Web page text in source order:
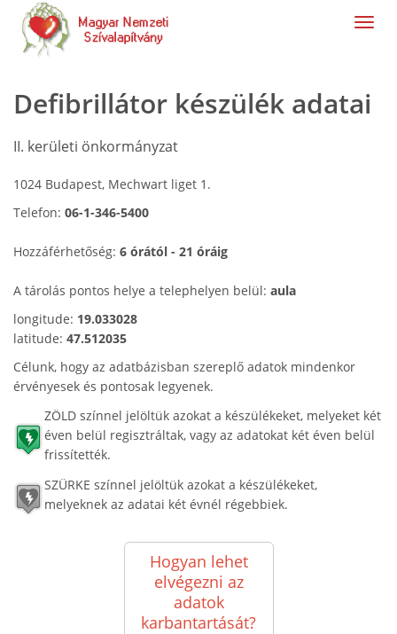
Defibrillátor készülék adatai
II. kerületi önkormányzat
1024 Budapest, Mechwart liget 1.
Telefon: 06-1-346-5400
Hozzáférhetőség: 6 órától - 21 óráig
A tárolás pontos helye a telephelyen belül: aula
longitude: 19.033028
latitude: 47.512035
Célunk, hogy az adatbázisban szereplő adatok mindenkor
érvényesek és pontosak legyenek.
ZÖLD színnel jelöltük azokat a készülékeket, melyeket két
éven belül regisztráltak, vagy az adatokat két éven belül
frissítették.
SZÜRKE színnel jelöltük azokat a készülékeket,
melyeknek az adatai két évnél régebbiek.
Hogyan lehet
elvégezni az
adatok
karbantartását?